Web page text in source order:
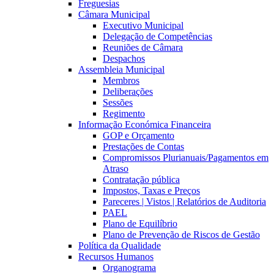
Freguesias
Câmara Municipal
Executivo Municipal
Delegação de Competências
Reuniões de Câmara
Despachos
Assembleia Municipal
Membros
Deliberações
Sessões
Regimento
Informação Económica Financeira
GOP e Orçamento
Prestações de Contas
Compromissos Plurianuais/Pagamentos em
Atraso
Contratação pública
Impostos, Taxas e Preços
Pareceres | Vistos | Relatórios de Auditoria
PAEL
Plano de Equilíbrio
Plano de Prevenção de Riscos de Gestão
Política da Qualidade
Recursos Humanos
Organograma